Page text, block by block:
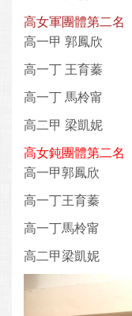
高女軍團體第二名
高一甲 郭鳳欣
高一丁 王育蓁
高一丁 馬柃甯
高二甲 梁凱妮
高女鈍團體第二名
高一甲郭鳳欣
高一丁王育蓁
高一丁馬柃甯
高二甲梁凱妮